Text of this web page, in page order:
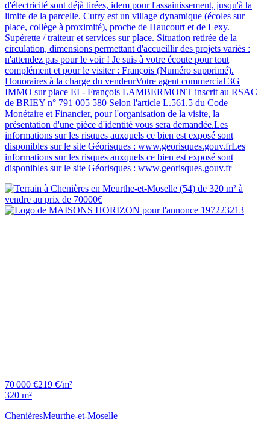
d'électricité sont déjà tirées, idem pour l'assainissement, jusqu'à la
limite de la parcelle. Cutry est un village dynamique (écoles sur
place, collège à proximité), proche de Haucourt et de Lexy.
Supérette / traiteur et services sur place. Situation retirée de la
circulation, dimensions permettant d'accueillir des projets variés :
n'attendez pas pour le voir ! Je suis à votre écoute pour tout
complément et pour le visiter : François (Numéro supprimé).
Honoraires à la charge du vendeurVotre agent commercial 3G
IMMO sur place EI - François LAMBERMONT inscrit au RSAC
de BRIEY n° 791 005 580 Selon l'article L.561.5 du Code
Monétaire et Financier, pour l'organisation de la visite, la
présentation d'une pièce d'identité vous sera demandée.Les
informations sur les risques auxquels ce bien est exposé sont
disponibles sur le site Géorisques : www.georisques.gouv.frLes
informations sur les risques auxquels ce bien est exposé sont
disponibles sur le site Géorisques : www.georisques.gouv.fr
70 000 €219 €/m²
320 m²
ChenièresMeurthe-et-Moselle